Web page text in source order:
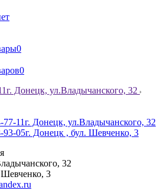
0
0
г. Донецк, ул.Владычанского, 32
11г. Донецк, ул.Владычанского, 32
93-05г. Донецк , бул. Шевченко, 3
32
Шевченко, 3